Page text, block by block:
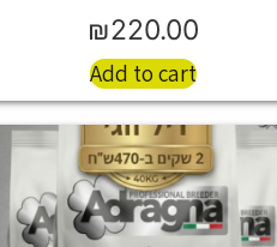
₪220.00
Add to cart